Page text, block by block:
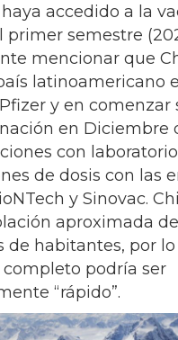
accedido a la
primer semestre
mencionar que
latinoamericano
y en comenzar
en Diciembre
con
de dosis con las
y Sinovac.
aproximada de
de habitantes, por lo
completo podría ser
“rápido”.